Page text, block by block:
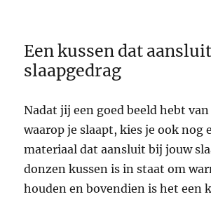
Een kussen dat
slaapgedrag
Nadat jij een goed beeld hebt
waarop je slaapt, kies je ook nog
materiaal dat aansluit bij jouw
donzen kussen is in staat om
houden en bovendien is het een